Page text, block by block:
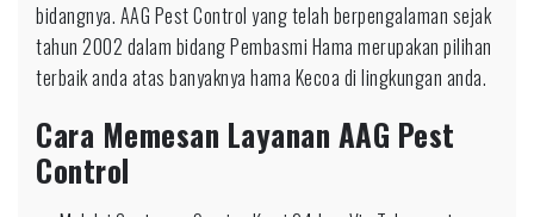
bidangnya. AAG Pest Control yang telah berpengalaman sejak
tahun 2002 dalam bidang Pembasmi Hama merupakan pilihan
terbaik anda atas banyaknya hama Kecoa di lingkungan anda.
Cara Memesan Layanan AAG Pest
Control